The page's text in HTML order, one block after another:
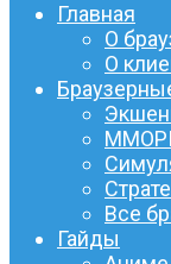
Главная
О
О
Все
Гайды